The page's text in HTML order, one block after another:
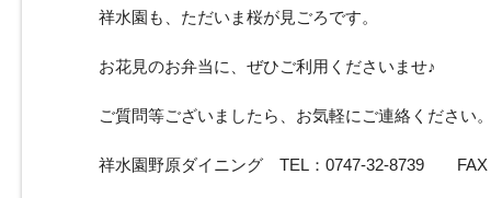
祥水園も、ただいま桜が見ごろです。
お花見のお弁当に、ぜひご利用くださいませ♪
ご質問等ございましたら、お気軽にご連絡ください
祥水園野原ダイニング TEL：0747-32-8739 FAX